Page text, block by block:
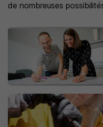
de nombreuses